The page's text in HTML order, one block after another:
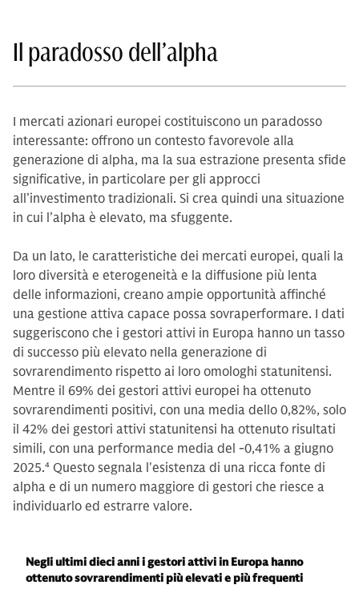
Il paradosso dell’alpha
I mercati azionari europei costituiscono un paradosso
interessante: offrono un contesto favorevole alla
generazione di alpha, ma la sua estrazione presenta sfide
significative, in particolare per gli approcci
all’investimento tradizionali. Si crea quindi una situazione
in cui l’alpha è elevato, ma sfuggente.
Da un lato, le caratteristiche dei mercati europei, quali la
loro diversità e eterogeneità e la diffusione più lenta
delle informazioni, creano ampie opportunità affinché
una gestione attiva capace possa sovraperformare. I dati
suggeriscono che i gestori attivi in Europa hanno un tasso
di successo più elevato nella generazione di
sovrarendimento rispetto ai loro omologhi statunitensi.
Mentre il 69% dei gestori attivi europei ha ottenuto
sovrarendimenti positivi, con una media dello 0,82%, solo
il 42% dei gestori attivi statunitensi ha ottenuto risultati
simili, con una performance media del -0,41% a giugno
2025.4 Questo segnala l'esistenza di una ricca fonte di
alpha e di un numero maggiore di gestori che riesce a
individuarlo ed estrarre valore.
Negli ultimi dieci anni i gestori attivi in Europa hanno
ottenuto sovrarendimenti più elevati e più frequenti